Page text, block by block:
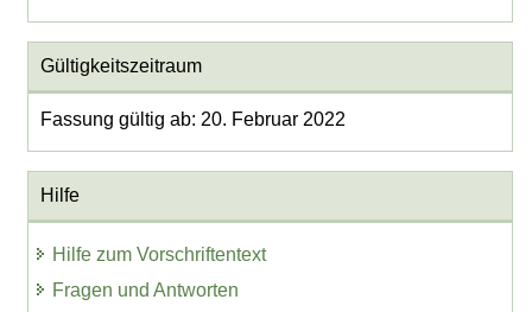
Gültigkeitszeitraum
Fassung gültig ab: 20. Februar 2022
Hilfe
Hilfe zum Vorschriftentext
Fragen und Antworten